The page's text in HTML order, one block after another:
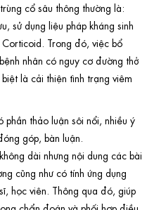
cổ sâu thông thường là:
sử dụng liệu pháp kháng sinh
Corticoid. Trong đó, việc bổ
nhân có nguy cơ đường thở
là cải thiện tình trạng viêm
thảo luận sôi nổi, nhiều ý
góp, bàn luận.
dài nhưng nội dung các bài
cũng như có tính ứng dụng
học viên. Thông qua đó, giúp
chẩn đoán và phối hợp điều